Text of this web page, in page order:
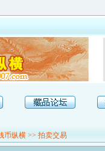
币纵横>> 拍卖交易